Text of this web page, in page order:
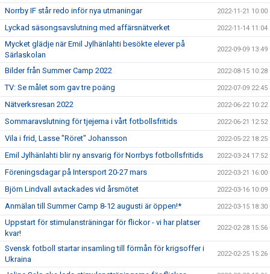
Norrby IF står redo inför nya utmaningar 2022-11-21 10:00
Lyckad säsongsavslutning med affärsnätverket 2022-11-14 11:04
Mycket glädje när Emil Jylhänlahti besökte elever på
Särlaskolan
2022-09-09 13:49
Bilder från Summer Camp 2022 2022-08-15 10:28
TV: Se målet som gav tre poäng 2022-07-09 22:45
Nätverksresan 2022 2022-06-22 10:22
Sommaravslutning för tjejerna i vårt fotbollsfritids 2022-06-21 12:52
Vila i frid, Lasse "Röret" Johansson 2022-05-22 18:25
Emil Jylhänlahti blir ny ansvarig för Norrbys fotbollsfritids 2022-03-24 17:52
Föreningsdagar på Intersport 20-27 mars 2022-03-21 16:00
Björn Lindvall avtackades vid årsmötet 2022-03-16 10:09
Anmälan till Summer Camp 8-12 augusti är öppen!* 2022-03-15 18:30
Uppstart för stimulansträningar för flickor - vi har platser
kvar!
2022-02-28 15:56
Svensk fotboll startar insamling till förmån för krigsoffer i
Ukraina
2022-02-25 15:26